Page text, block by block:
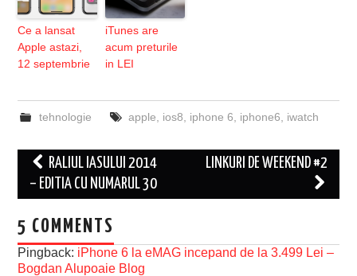
Ce a lansat
Apple astazi,
12 septembrie
iTunes are
acum preturile
in LEI
tehnologie apple ios8 iphone 6 iphone6 iwatch
Post
navigation
RALIUL IASULUI 2014
– EDITIA CU NUMARUL 30
LINKURI DE WEEKEND #2
5 COMMENTS
Pingback: iPhone 6 la eMAG incepand de la 3.499 Lei –
Bogdan Alupoaie Blog